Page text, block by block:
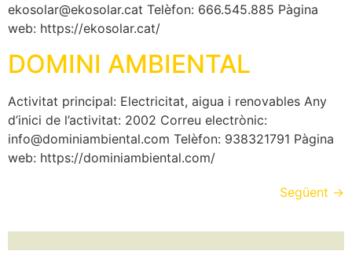
ekosolar@ekosolar.cat Telèfon: 666.545.885 Pàgina
web: https://ekosolar.cat/
DOMINI AMBIENTAL
Activitat principal: Electricitat, aigua i renovables Any
d’inici de l’activitat: 2002 Correu electrònic:
info@dominiambiental.com Telèfon: 938321791 Pàgina
web: https://dominiambiental.com/
Següent →